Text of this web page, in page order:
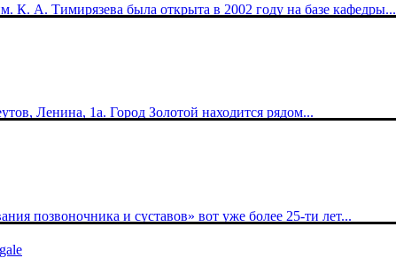
А. Тимирязева была открыта в 2002 году на базе кафедры...
Ленина, 1а. Город Золотой находится рядом...
позвоночника и суставов» вот уже более 25-ти лет...